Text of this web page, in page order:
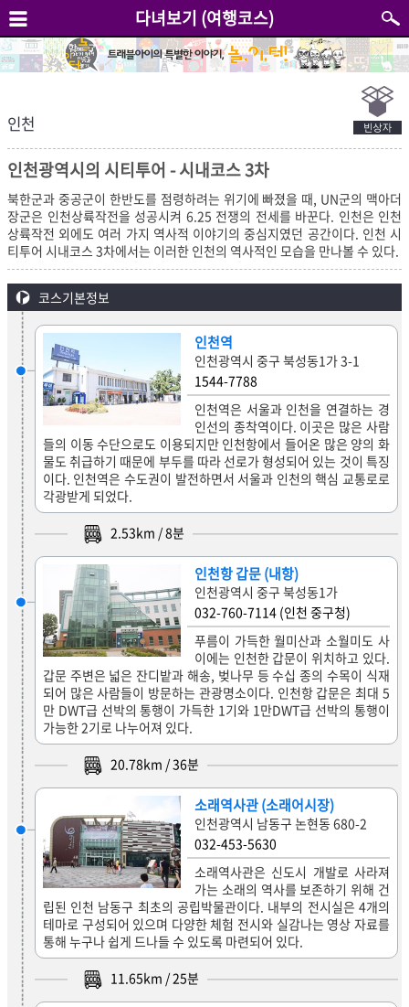
다녀보기 (여행코스)
인천
인천광역시의 시티투어 - 시내코스 3차
북한군과 중공군이 한반도를 점령하려는 위기에 빠졌을 때, UN군의 맥아더
장군은 인천상륙작전을 성공시켜 6.25 전쟁의 전세를 바꾼다. 인천은 인천
상륙작전 외에도 여러 가지 역사적 이야기의 중심지였던 공간이다. 인천 시
티투어 시내코스 3차에서는 이러한 인천의 역사적인 모습을 만나볼 수 있다.
코스기본정보
인천역
인천광역시 중구 북성동1가 3-1
1544-7788
인천역은 서울과 인천을 연결하는 경
인선의 종착역이다. 이곳은 많은 사람
들의 이동 수단으로도 이용되지만 인천항에서 들어온 많은 양의 화
물도 취급하기 때문에 부두를 따라 선로가 형성되어 있는 것이 특징
이다. 인천역은 수도권이 발전하면서 서울과 인천의 핵심 교통로로
각광받게 되었다.
2.53km /8분
인천항 갑문 (내항)
인천광역시 중구 북성동1가
032-760-7114 (인천 중구청)
푸름이 가득한 월미산과 소월미도 사
이에는 인천한 갑문이 위치하고 있다.
갑문 주변은 넓은 잔디밭과 해송, 벚나무 등 수십 종의 수목이 식재
되어 많은 사람들이 방문하는 관광명소이다. 인천항 갑문은 최대 5
만 DWT급 선박의 통행이 가득한 1기와 1만DWT급 선박의 통행이
가능한 2기로 나누어져 있다.
20.78km / 36분
소래역사관 (소래어시장)
인천광역시 남동구 논현동 680-2
032-453-5630
소래역사관은 신도시 개발로 사라져
가는 소래의 역사를 보존하기 위해 건
립된 인천 남동구 최초의 공립박물관이다. 내부의 전시실은 4개의
테마로 구성되어 있으며 다양한 체험 전시와 실감나는 영상 자료를
통해 누구나 쉽게 드나들 수 있도록 마련되어 있다.
11.65km /25분